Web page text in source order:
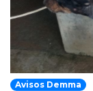
Avisos Demma